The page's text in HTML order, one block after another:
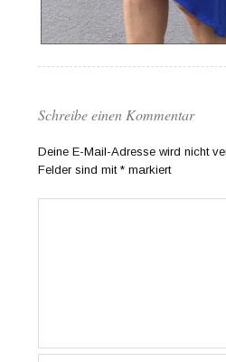
Schreibe einen Kommentar
Deine E-Mail-Adresse wird nicht
Felder sind mit* markiert